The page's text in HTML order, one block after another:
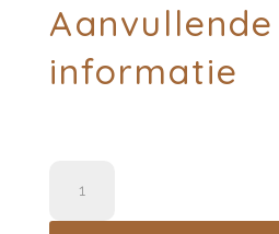
Aanvullende
informatie